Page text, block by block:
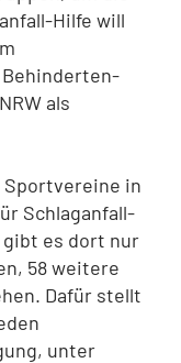
Hilfe will
Behinderten-
als
in
Schlaganfall-
es dort nur
58 weitere
Dafür stellt
unter